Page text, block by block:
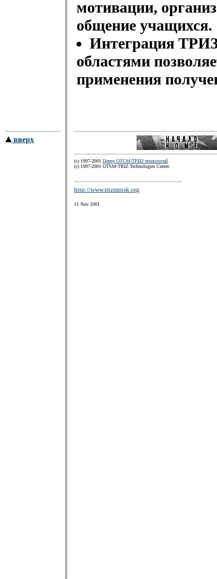
мотивации,
общение учащихся.
Интеграция
областями
применения
вверх
(c) 1997-2001 Центр ОТСМ-ТРИЗ технологий
(с) 1997-2001 OTSM-TRIZ Technologies Center
http://www.trizminsk.org
11 Nov 2001